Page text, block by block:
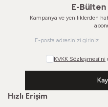
E-
Kampanya ve yeniliklerden
KVKK Sözleşmesi'ni
Hızlı Erişim